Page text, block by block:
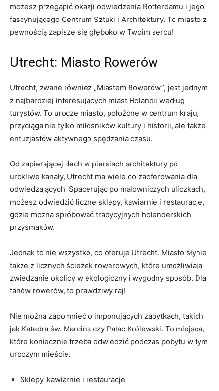
możesz przegapić⁣ okazji odwiedzenia Rotterdamu i jego
‍fascynującego⁢ Centrum Sztuki i Architektury. To miasto z
pewnością zapisze się ⁣głęboko w Twoim sercu!
Utrecht: Miasto Rowerów
Utrecht, zwane ​również „Miastem Rowerów”, jest⁣ jednym
z najbardziej interesujących miast Holandii według
turystów. To urocze miasto, ⁤położone w centrum kraju,
przyciąga nie tylko miłośników kultury i historii, ale ⁣także
entuzjastów aktywnego spędzania czasu.
Od⁤ zapierającej dech w piersiach architektury po
urokliwe kanały, Utrecht ma ⁣wiele do zaoferowania dla
‍odwiedzających. ⁣Spacerując po malowniczych uliczkach,​
możesz odwiedzić liczne⁣ sklepy, kawiarnie‍ i restauracje,
gdzie można spróbować tradycyjnych holenderskich
przysmaków.
Jednak to nie wszystko, co oferuje Utrecht. Miasto ‌słynie⁤
także z licznych ścieżek rowerowych, które umożliwiają
zwiedzanie okolicy ‌w ekologiczny i wygodny sposób.​ Dla⁣
fanów⁢ rowerów, to​ prawdziwy raj!
Nie można zapomnieć o imponujących zabytkach, takich
jak Katedra ‍św. Marcina ⁢czy Pałac Królewski. To miejsca,
które koniecznie‍ trzeba odwiedzić podczas pobytu w tym
uroczym mieście.
Sklepy, kawiarnie i restauracje